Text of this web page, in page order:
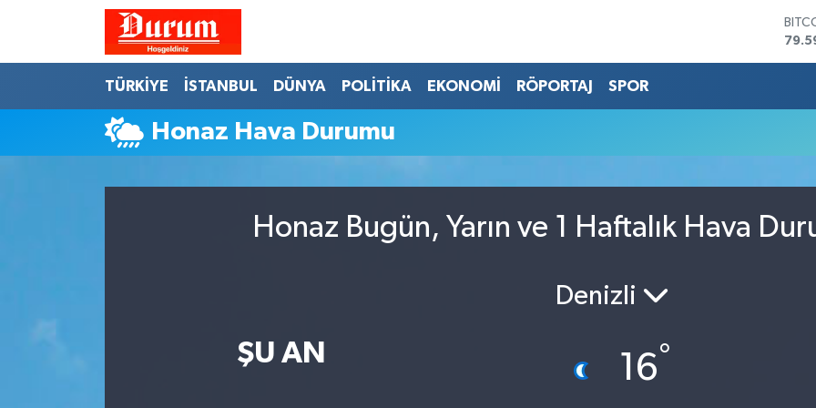
TÜRKİYE İSTANBUL DÜNYA POLİTİKA EKONOMİ RÖPORTAJ SPOR
Honaz Hava Durumu
Honaz Bugün, Yarın ve 1 Haftalık Hava
ŞU AN
Denizli
16°
Hava Durumu